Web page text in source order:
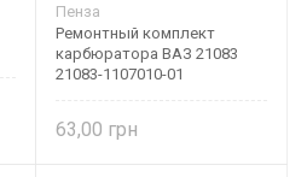
Пенза
Ремонтный комплект
карбюратора ВАЗ 21083
21083-1107010-01
63,00